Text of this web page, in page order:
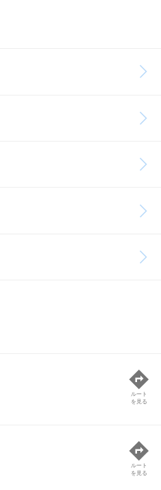
ルート
を見る
ルート
を見る